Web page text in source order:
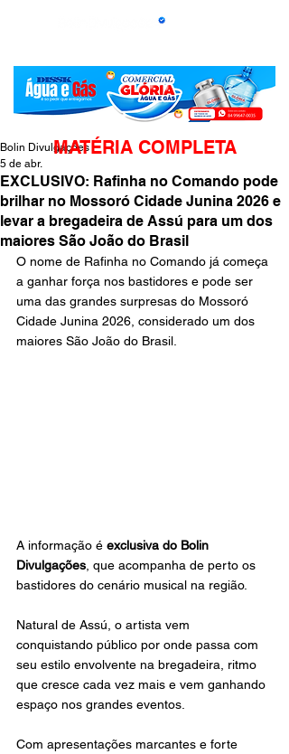
EXCLUSIVO: Rafinha no Comando pode
brilhar no Mossoró Cidade Junina 2026 e
levar a bregadeira de Assú para um dos
maiores São João do Brasil
Bolin Divulgações
5 de abr.
O nome de Rafinha no Comando já começa
a ganhar força nos bastidores e pode ser
uma das grandes surpresas do Mossoró
Cidade Junina 2026, considerado um dos
maiores São João do Brasil.
A informação é exclusiva do Bolin
Divulgações , que acompanha de perto os
bastidores do cenário musical na região.
Natural de Assú, o artista vem
conquistando público por onde passa com
seu estilo envolvente na bregadeira, ritmo
que cresce cada vez mais e vem ganhando
espaço nos grandes eventos.
Com apresentações marcantes e forte
MATÉRIA COMPLETA